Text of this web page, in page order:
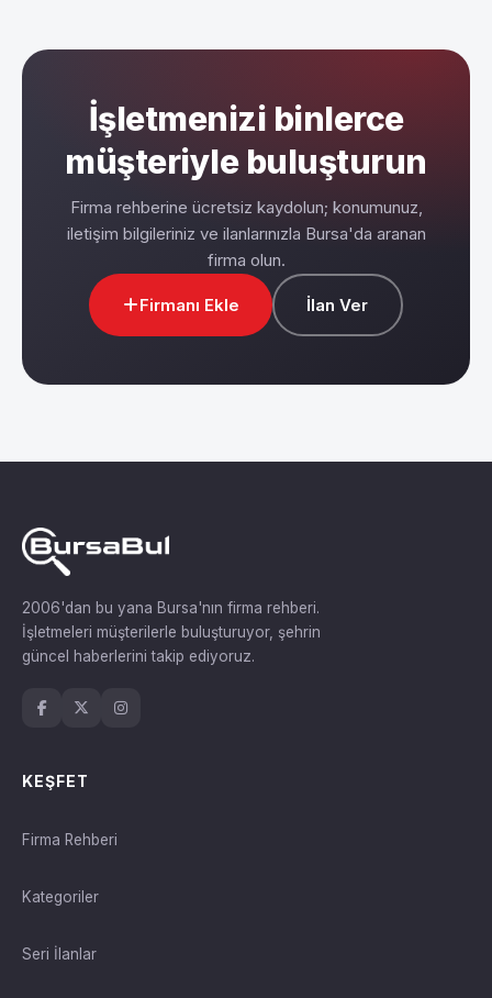
İşletmenizi binlerce
müşteriyle buluşturun
Firma rehberine ücretsiz kaydolun; konumunuz,
iletişim bilgileriniz ve ilanlarınızla Bursa'da aranan
firma olun.
Firmanı Ekle İlan Ver
2006'dan bu yana Bursa'nın firma rehberi.
İşletmeleri müşterilerle buluşturuyor, şehrin
güncel haberlerini takip ediyoruz.
KEŞFET
Firma Rehberi
Kategoriler
Seri İlanlar